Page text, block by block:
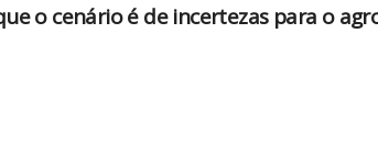
o cenário é de incertezas para o